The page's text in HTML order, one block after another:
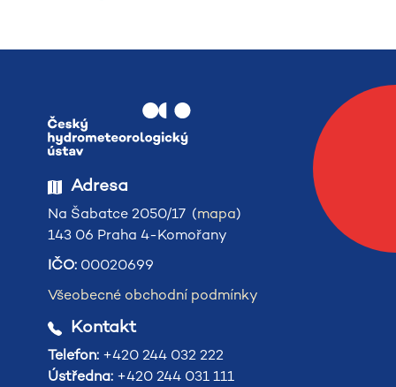
Adresa
Na Šabatce 2050/17 (mapa)
143 06 Praha 4-Komořany
IČO: 00020699
Všeobecné obchodní podmínky
Kontakt
Telefon: +420 244 032 222
Ústředna: +420 244 031 111